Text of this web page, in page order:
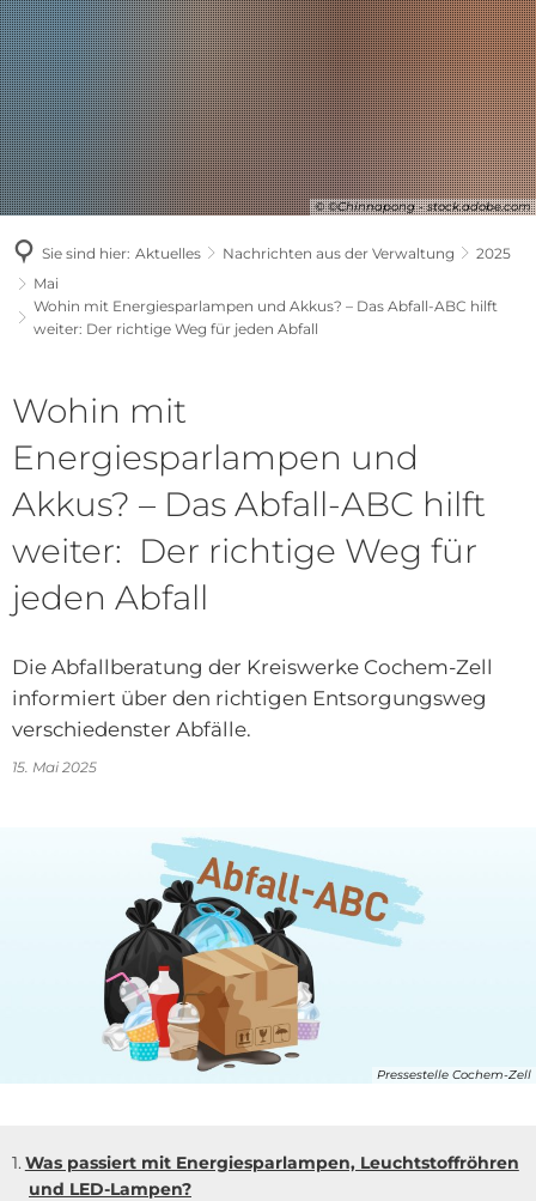
© ©Chinnapong - stock.adobe.com
Sie sind hier: Aktuelles Nachrichten aus der Verwaltung
2025
Mai
Wohin mit Energiesparlampen und Akkus? – Das Abfall-ABC hilft
weiter: Der richtige Weg für jeden Abfall
Wohin mit
Energiesparlampen und
Akkus? – Das Abfall-ABC hilft
weiter: Der richtige Weg für
jeden Abfall
Die Abfallberatung der Kreiswerke Cochem-Zell
informiert über den richtigen Entsorgungsweg
verschiedenster Abfälle.
15. Mai 2025
Pressestelle Cochem-Zell
Was passiert mit Energiesparlampen, Leuchtstoffröhren
und LED-Lampen?